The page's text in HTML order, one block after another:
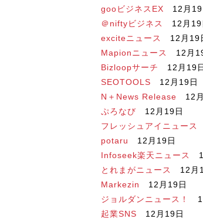
gooビジネスEX 12月19
＠niftyビジネス
12月19
exciteニュース
12月19
Mapionニュース
12月
Bizloopサーチ
12月19
SEOTOOLS 12月19日
N＋News Release 12
ぷろなび 12月19日
フレッシュアイニュース
potaru
12月19日
Infoseek楽天ニュース
とれまがニュース
12月
Markezin
12月19日
ジョルダンニュース！
起業SNS 12月19日